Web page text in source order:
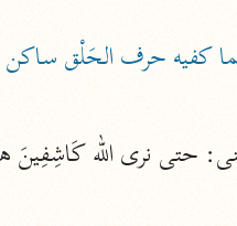
هـ)
حتى نرى الله كَاشِفِينَ